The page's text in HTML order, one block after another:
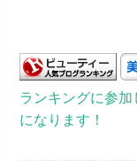
ランキングに参
になります！